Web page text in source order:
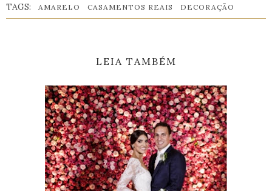
TAGS: AMARELO CASAMENTOS REAIS DECORAÇÃO
LEIA TAMBÉM